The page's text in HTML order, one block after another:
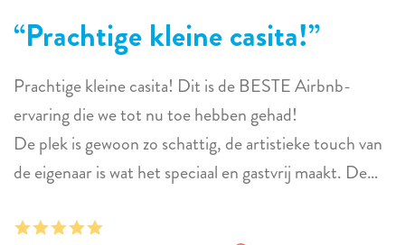
Prachtige kleine casita!
Prachtige kleine casita! Dit is de BESTE Airbnb-
ervaring die we tot nu toe hebben gehad!
De plek is gewoon zo schattig, de artistieke touch van
de eigenaar is wat het speciaal en gastvrij maakt. De
(kruiden, air fryer, etc).